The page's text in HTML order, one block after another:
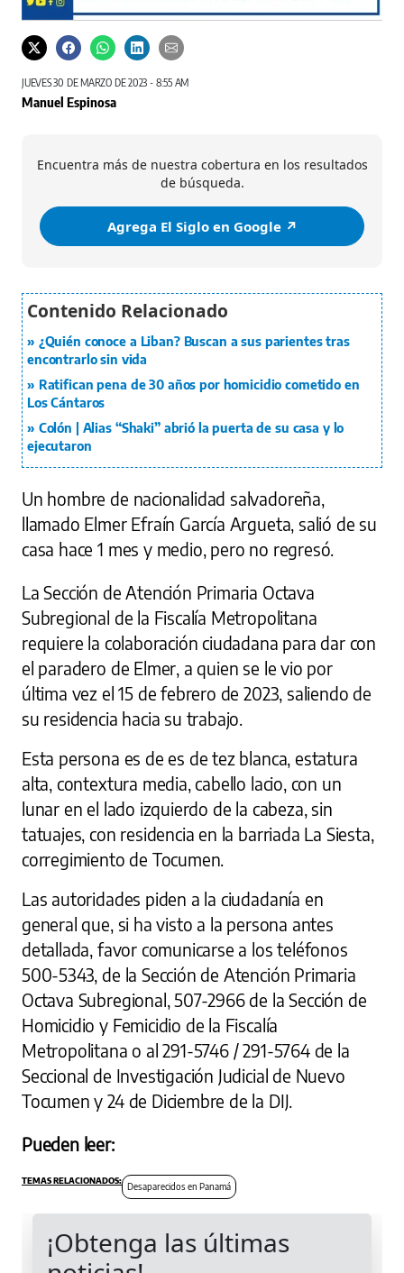
JUEVES 30 DE MARZO DE 2023 - 8:55 AM
Manuel Espinosa
Encuentra más de nuestra cobertura en los resultados
de búsqueda.
Agrega El Siglo en Google ↗️
¿Quién conoce a Liban? Buscan a sus parientes tras
encontrarlo sin vida
Ratifican pena de 30 años por homicidio cometido en
Los Cántaros
Colón | Alias “Shaki” abrió la puerta de su casa y lo
ejecutaron
Un hombre de nacionalidad salvadoreña,
llamado Elmer Efraín García Argueta, salió de su
casa hace 1 mes y medio, pero no regresó.
La Sección de Atención Primaria Octava
Subregional de la Fiscalía Metropolitana
requiere la colaboración ciudadana para dar con
el paradero de Elmer, a quien se le vio por
última vez el 15 de febrero de 2023, saliendo de
su residencia hacia su trabajo.
Esta persona es de es de tez blanca, estatura
alta, contextura media, cabello lacio, con un
lunar en el lado izquierdo de la cabeza, sin
tatuajes, con residencia en la barriada La Siesta,
corregimiento de Tocumen.
Las autoridades piden a la ciudadanía en
general que, si ha visto a la persona antes
detallada, favor comunicarse a los teléfonos
500-5343, de la Sección de Atención Primaria
Octava Subregional, 507-2966 de la Sección de
Homicidio y Femicidio de la Fiscalía
Metropolitana o al 291-5746 / 291-5764 de la
Seccional de Investigación Judicial de Nuevo
Tocumen y 24 de Diciembre de la DIJ.
Pueden leer:
Desaparecidos en Panamá